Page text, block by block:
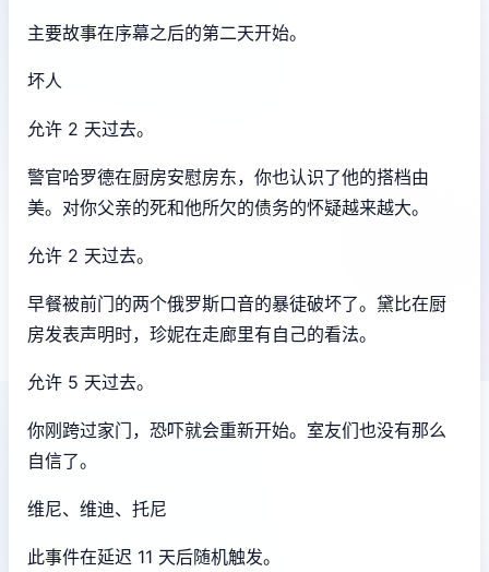
主要故事在序幕之后的第二天开始。
坏人
允许 2 天过去。
警官哈罗德在厨房安慰房东，你也认识了他的搭档由
美。对你父亲的死和他所欠的债务的怀疑越来越大。
允许 2 天过去。
早餐被前门的两个俄罗斯口音的暴徒破坏了。黛比在厨
房发表声明时，珍妮在走廊里有自己的看法。
允许 5 天过去。
你刚跨过家门，恐吓就会重新开始。室友们也没有那么
自信了。
维尼、维迪、托尼
此事件在延迟 11 天后随机触发。